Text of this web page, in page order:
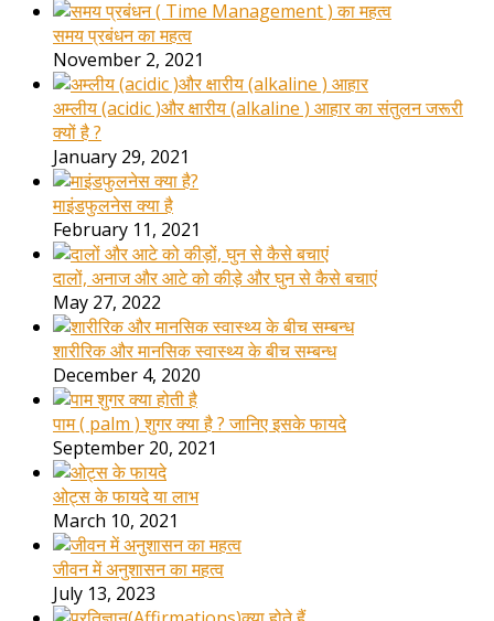
समय प्रबंधन का महत्व
November 2, 2021
अम्लीय (acidic )और क्षारीय (alkaline ) आहार का संतुलन जरूरी
क्यों है ?
January 29, 2021
माइंडफुलनेस क्या है
February 11, 2021
दालों, अनाज और आटे को कीड़े और घुन से कैसे बचाएं
May 27, 2022
शारीरिक और मानसिक स्वास्थ्य के बीच सम्बन्ध
December 4, 2020
पाम ( palm ) शुगर क्या है ? जानिए इसके फायदे
September 20, 2021
ओट्स के फायदे या लाभ
March 10, 2021
जीवन में अनुशासन का महत्व
July 13, 2023